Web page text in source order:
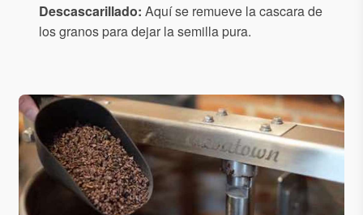
Descascarillado: Aquí se remueve la cascara de
los granos para dejar la semilla pura.